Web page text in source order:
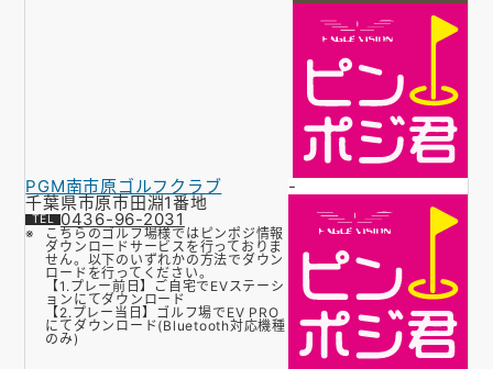
PGM南市原ゴルフクラブ
千葉県市原市田淵1番地
0436-96-2031
こちらのゴルフ場様ではピンポジ情報
ダウンロードサービスを行っておりま
せん。以下のいずれかの方法でダウン
ロードを行ってください。
【1.プレー前日】ご自宅でEVステーシ
ョンにてダウンロード
【2.プレー当日】ゴルフ場でEV PRO
にてダウンロード(Bluetooth対応機種
のみ)
-